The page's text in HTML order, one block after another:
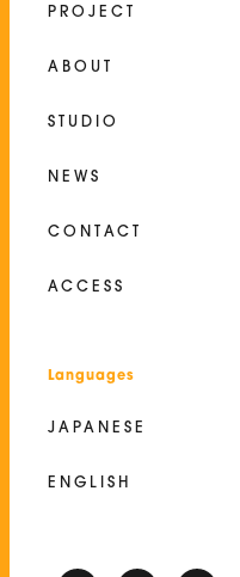
PROJECT
ABOUT
STUDIO
NEWS
CONTACT
ACCESS
Languages
JAPANESE
ENGLISH